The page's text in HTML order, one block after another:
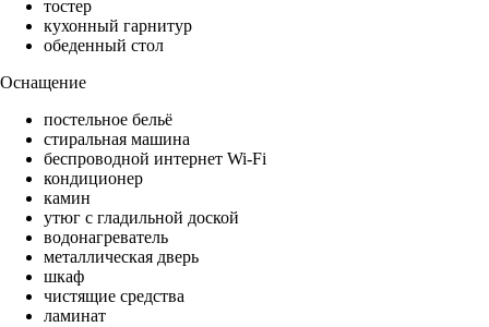
тостер
кухонный гарнитур
обеденный стол
Оснащение
постельное бельё
стиральная машина
беспроводной интернет Wi-Fi
кондиционер
камин
утюг с гладильной доской
водонагреватель
металлическая дверь
шкаф
чистящие средства
ламинат